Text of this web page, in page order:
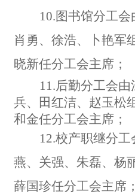
10.图书馆分工会
肖勇、徐浩、卜艳军
晓新任分工会主席；
11.后勤分工会
兵、田红洁、赵玉松
和金任分工会主席；
12.校产职继分
燕、关强、朱磊、杨
薛国珍任分工会主席；